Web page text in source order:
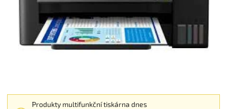
Produkty multifunkční tiskárna dnes